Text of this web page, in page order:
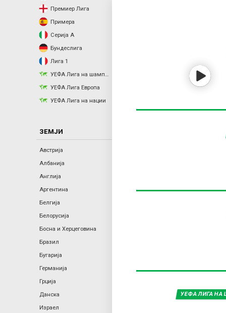
here
УЕФА ЛИГА
Премиер Лига
Примера
Серија А
Бундеслига
Лига 1
УЕФА Лига на шампиони
УЕФА Лига Европа
УЕФА Лига на нации
ЗЕМЈИ
Австрија
Албанија
Англија
Аргентина
Белгија
Белорусија
Босна и Херцеговина
Бразил
Бугарија
Германија
Грција
Данска
Израел